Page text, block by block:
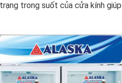
trong suốt của cửa kính